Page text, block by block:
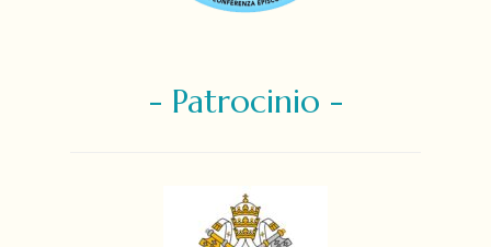
- Patrocinio -